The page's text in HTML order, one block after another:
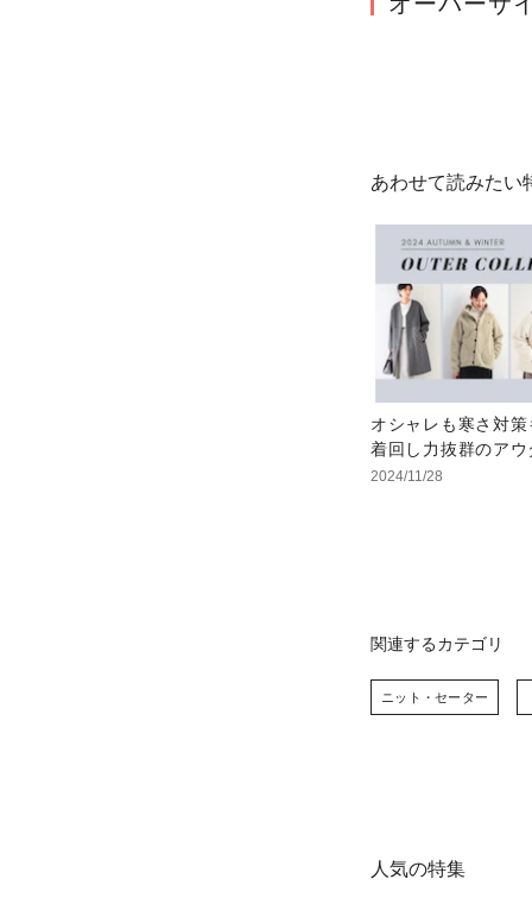
あわせて読みたい
オシャレも寒さ対策
着回し力抜群のアウ
2024/11/28
関連するカテゴリ
ニット・セーター
人気の特集